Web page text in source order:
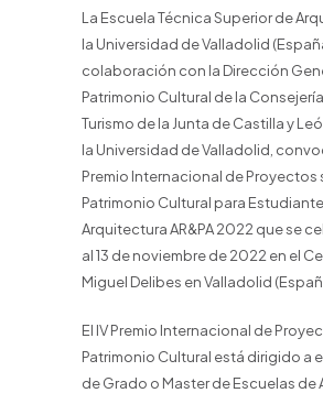
La Escuela Técnica Superior de
la Universidad de Valladolid
colaboración con la Dirección
Patrimonio Cultural de la
Turismo de la Junta de Castilla y
la Universidad de Valladolid,
Premio Internacional de Proyectos
Patrimonio Cultural para
Arquitectura AR&PA 2022 que se
al 13 de noviembre de 2022 en el
Miguel Delibes en Valladolid
El IV Premio Internacional de
Patrimonio Cultural está dirigido a
de Grado o Master de Escuelas de